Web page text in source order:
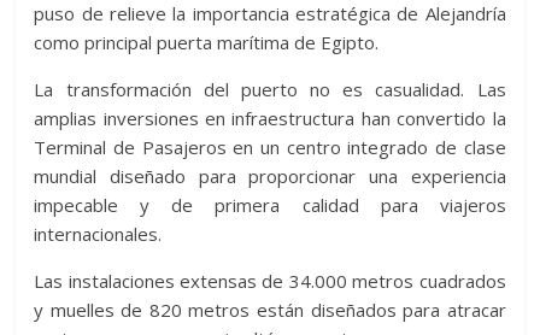
puso de relieve la importancia estratégica de Alejandría
como principal puerta marítima de Egipto.
La transformación del puerto no es casualidad. Las
amplias inversiones en infraestructura han convertido la
Terminal de Pasajeros en un centro integrado de clase
mundial diseñado para proporcionar una experiencia
impecable y de primera calidad para viajeros
internacionales.
Las instalaciones extensas de 34.000 metros cuadrados
y muelles de 820 metros están diseñados para atracar